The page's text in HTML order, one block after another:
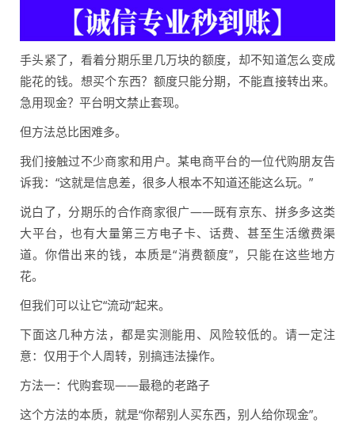
手头紧了，看着分期乐里几万块的额度，却不知道怎么变成
能花的钱。想买个东西？额度只能分期，不能直接转出来。
急用现金？平台明文禁止套现。
但方法总比困难多。
我们接触过不少商家和用户。某电商平台的一位代购朋友告
诉我：“这就是信息差，很多人根本不知道还能这么玩。”
说白了，分期乐的合作商家很广——既有京东、拼多多这类
大平台，也有大量第三方电子卡、话费、甚至生活缴费渠
道。你借出来的钱，本质是“消费额度”，只能在这些地方
花。
但我们可以让它“流动”起来。
下面这几种方法，都是实测能用、风险较低的。请一定注
意：仅用于个人周转，别搞违法操作。
方法一：代购套现——最稳的老路子
这个方法的本质，就是“你帮别人买东西，别人给你现金”。